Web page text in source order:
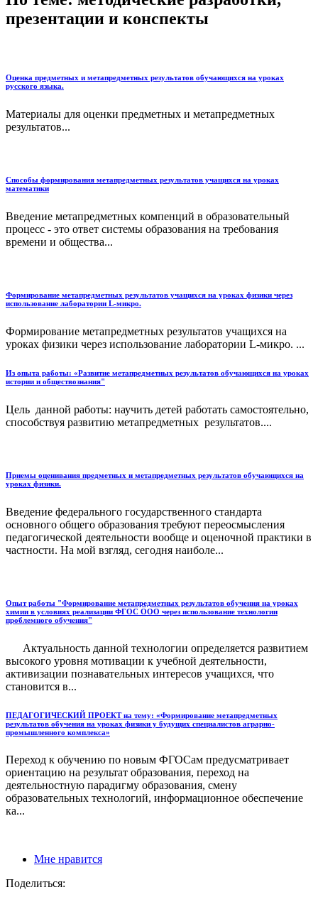
презентации и конспекты
Оценка предметных и метапредметных результатов обучающихся на уроках
русского языка.
Материалы для оценки предметных и метапредметных
результатов...
Способы формирования метапредметных результатов учащихся на уроках
математики
Введение метапредметных компенций в образовательный
процесс - это ответ системы образования на требования
времени и общества...
Формирование метапредметных результатов учащихся на уроках физики через
использование лаборатории L-микро.
Формирование метапредметных результатов учащихся на
уроках физики через использование лаборатории L-микро. ...
Из опыта работы: «Развитие метапредметных результатов обучающихся на уроках
истории и обществознания"
Цель данной работы: научить детей работать самостоятельно,
способствуя развитию метапредметных результатов....
Приемы оценивания предметных и метапредметных результатов обучающихся на
уроках физики.
Введение федерального государственного стандарта
основного общего образования требуют переосмысления
педагогической деятельности вообще и оценочной практики в
частности. На мой взгляд, сегодня наиболе...
Опыт работы "Формирование метапредметных результатов обучения на уроках
химии в условиях реализации ФГОС ООО через использование технологии
проблемного обучения"
Актуальность данной технологии определяется развитием
высокого уровня мотивации к учебной деятельности,
активизации познавательных интересов учащихся, что
становится в...
ПЕДАГОГИЧЕСКИЙ ПРОЕКТ на тему: «Формирование метапредметных
результатов обучения на уроках физики у будущих специалистов аграрно-
промышленного комплекса»
Переход к обучению по новым ФГОСам предусматривает
ориентацию на результат образования, переход на
деятельностную парадигму образования, смену
образовательных технологий, информационное обеспечение
ка...
Мне нравится
Поделиться: